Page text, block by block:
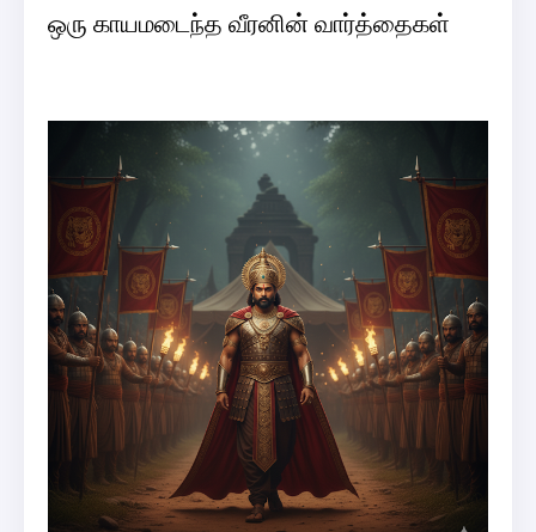
ஒரு காயமடைந்த வீரனின் வார்த்தைகள்